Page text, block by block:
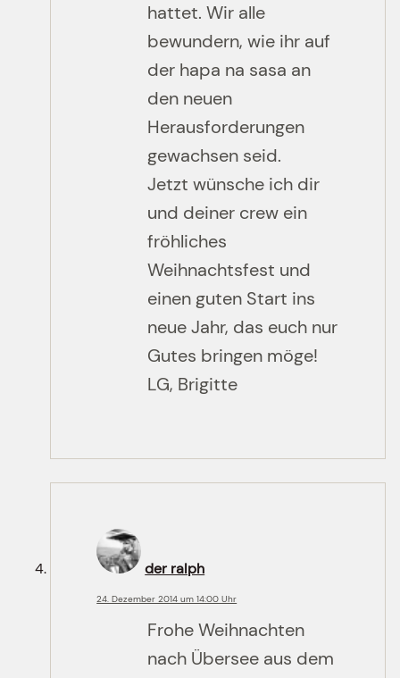
hattet. Wir alle
bewundern, wie ihr auf
der hapa na sasa an
den neuen
Herausforderungen
gewachsen seid.
Jetzt wünsche ich dir
und deiner crew ein
fröhliches
Weihnachtsfest und
einen guten Start ins
neue Jahr, das euch nur
Gutes bringen möge!
LG, Brigitte
der ralph
24. Dezember 2014 um 14:00 Uhr
Frohe Weihnachten
nach Übersee aus dem